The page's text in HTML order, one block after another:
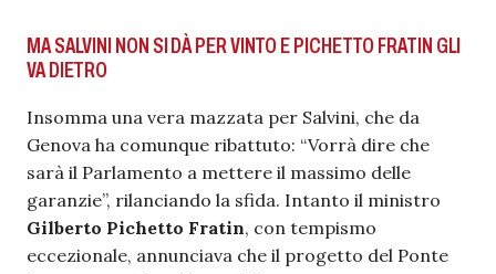
MA SALVINI NON SI DÀ PER VINTO E PICHETTO FRATIN GLI
VA DIETRO
Insomma una vera mazzata per Salvini, che da
Genova ha comunque ribattuto: “Vorrà dire che
sarà il Parlamento a mettere il massimo delle
garanzie”, rilanciando la sfida. Intanto il ministro
Gilberto Pichetto Fratin, con tempismo
eccezionale, annunciava che il progetto del Ponte